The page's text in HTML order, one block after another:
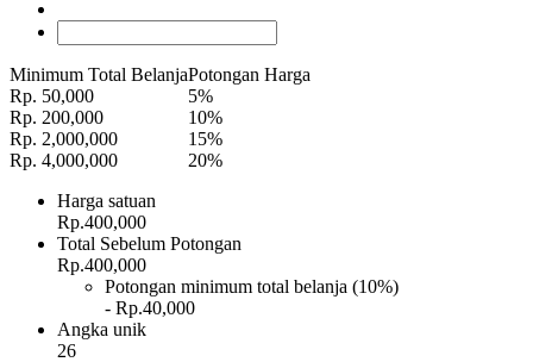
Minimum Total BelanjaPotongan Harga
Rp. 50,000
5%
Rp. 200,000
10%
Rp. 2,000,000
15%
Rp. 4,000,000
20%
Harga satuan
Rp.400,000
Total Sebelum Potongan
Rp.400,000
Potongan minimum total belanja (10%)
- Rp.40,000
Angka unik
26